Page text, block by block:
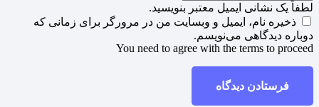
لطفاً یک نشانی ایمیل معتبر بنویسید.
ذخیره نام، ایمیل و وبسایت من در مرورگر برای زمانی که
دوباره دیدگاهی می‌نویسم.
You need to agree with the terms to proceed
فرستادن دیدگاه